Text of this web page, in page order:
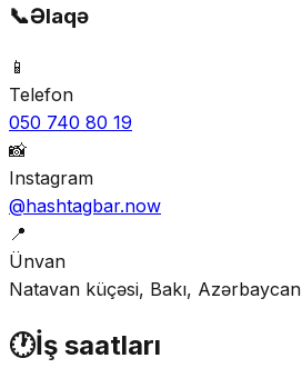
📞Əlaqə
📱
Telefon
050 740 80 19
📸
Instagram
@hashtagbar.now
📍
Ünvan
Natavan küçəsi, Bakı, Azərbaycan
🕐İş saatları